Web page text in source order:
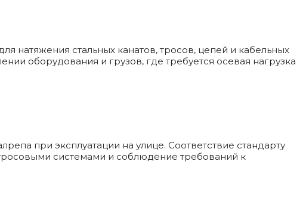
натяжения стальных канатов, тросов, цепей и кабельных
оборудования и грузов, где требуется осевая нагрузка
при эксплуатации на улице. Соответствие стандарту
системами и соблюдение требований к